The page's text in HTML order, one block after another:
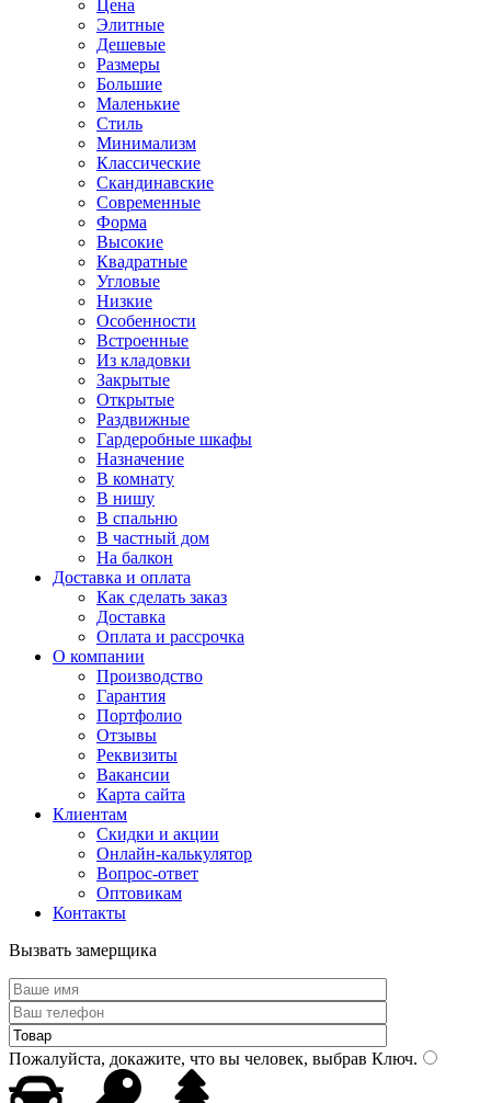
Цена
Элитные
Дешевые
Размеры
Большие
Маленькие
Стиль
Минимализм
Классические
Скандинавские
Современные
Форма
Высокие
Квадратные
Угловые
Низкие
Особенности
Встроенные
Из кладовки
Закрытые
Открытые
Раздвижные
Гардеробные шкафы
Назначение
В комнату
В нишу
В спальню
В частный дом
На балкон
Доставка и оплата
Как сделать заказ
Доставка
Оплата и рассрочка
О компании
Производство
Гарантия
Портфолио
Отзывы
Реквизиты
Вакансии
Карта сайта
Клиентам
Скидки и акции
Онлайн-калькулятор
Вопрос-ответ
Оптовикам
Контакты
Вызвать замерщика
Пожалуйста, докажите, что вы человек, выбрав Ключ.